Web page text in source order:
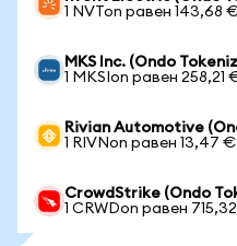
1 NVTon равен 143,68
MKS Inc. (Ondo
1 MKSIon равен 258,21
Rivian Automotive
1 RIVNon равен 13,47 €
CrowdStrike (Ondo
1 CRWDon равен